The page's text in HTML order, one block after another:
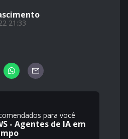
21:33
para você
- Agentes de IA em